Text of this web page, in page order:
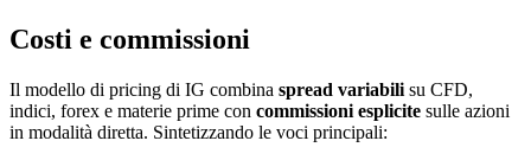
Costi e commissioni
Il modello di pricing di IG combina spread variabili su CFD,
indici, forex e materie prime con commissioni esplicite sulle azioni
in modalità diretta. Sintetizzando le voci principali: